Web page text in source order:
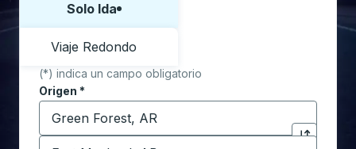
Elija una forma o viaje de ida y vuelta:
Solo Ida
Viaje Redondo
(*) indica un campo obligatorio
Origen *
Comience a escribir la ciudad de origen para abrir
Haga clic
Destino*